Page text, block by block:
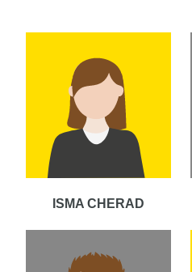
ISMA CHERAD